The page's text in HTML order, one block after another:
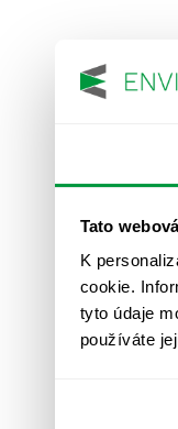
Tato
K
cookie.
tyto údaje
používáte